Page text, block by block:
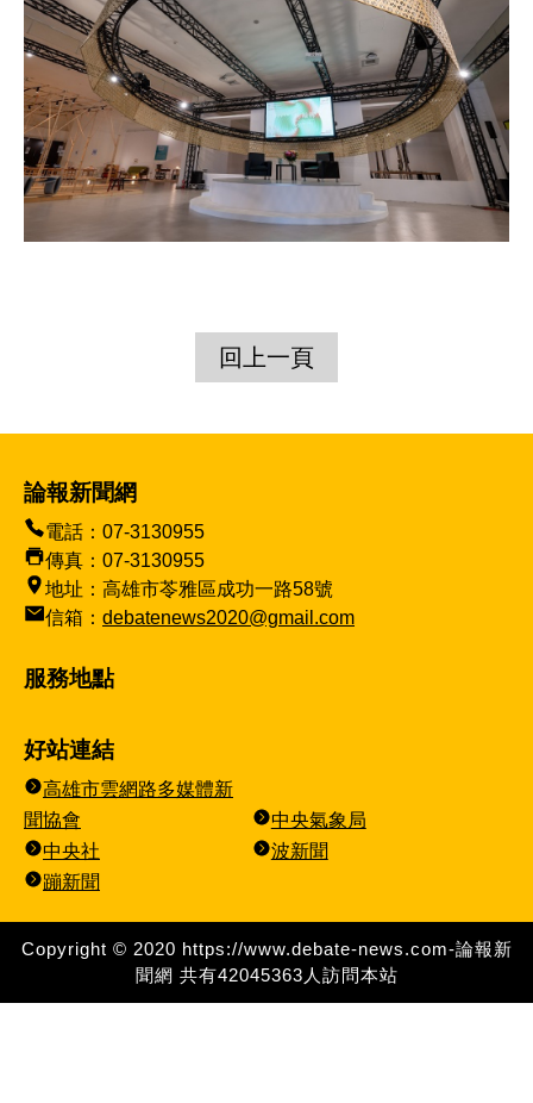
回上一頁
論報新聞網
電話：07-3130955
傳真：07-3130955
地址：高雄市苓雅區成功一路58號
信箱： debatenews2020@gmail.com
服務地點
好站連結
高雄市雲網路多媒體新
聞協會
中央氣象局
中央社
波新聞
蹦新聞
Copyright © 2020 https://www.debate-news.com-論報新
聞網 共有42045363 人訪問本站